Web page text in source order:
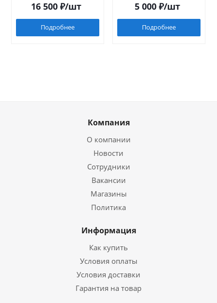
16 500₽/шт
Подробнее
5 000₽/шт
Подробнее
Компания
О компании
Новости
Сотрудники
Вакансии
Магазины
Политика
Информация
Как купить
Условия оплаты
Условия доставки
Гарантия на товар